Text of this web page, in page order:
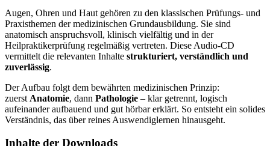
Augen, Ohren und Haut gehören zu den klassischen Prüfungs- und
Praxis­themen der medizinischen Grundausbildung. Sie sind
anatomisch anspruchsvoll, klinisch vielfältig und in der
Heilpraktikerprüfung regelmäßig vertreten. Diese Audio-CD
vermittelt die relevanten Inhalte strukturiert, verständlich und
zuverlässig.
Der Aufbau folgt dem bewährten medizinischen Prinzip:
zuerst Anatomie, dann Pathologie – klar getrennt, logisch
aufeinander aufbauend und gut hörbar erklärt. So entsteht ein solides
Verständnis, das über reines Auswendiglernen hinausgeht.
Inhalte der Downloads